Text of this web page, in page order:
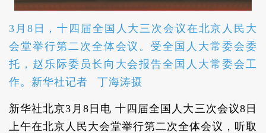
3月8日，十四届全国人大三次会议在北京人民大
会堂举行第二次全体会议。受全国人大常委会委
托，赵乐际委员长向大会报告全国人大常委会工
作。新华社记者 丁海涛摄
新华社北京3月8日电 十四届全国人大三次会议8日
上午在北京人民大会堂举行第二次全体会议，听取